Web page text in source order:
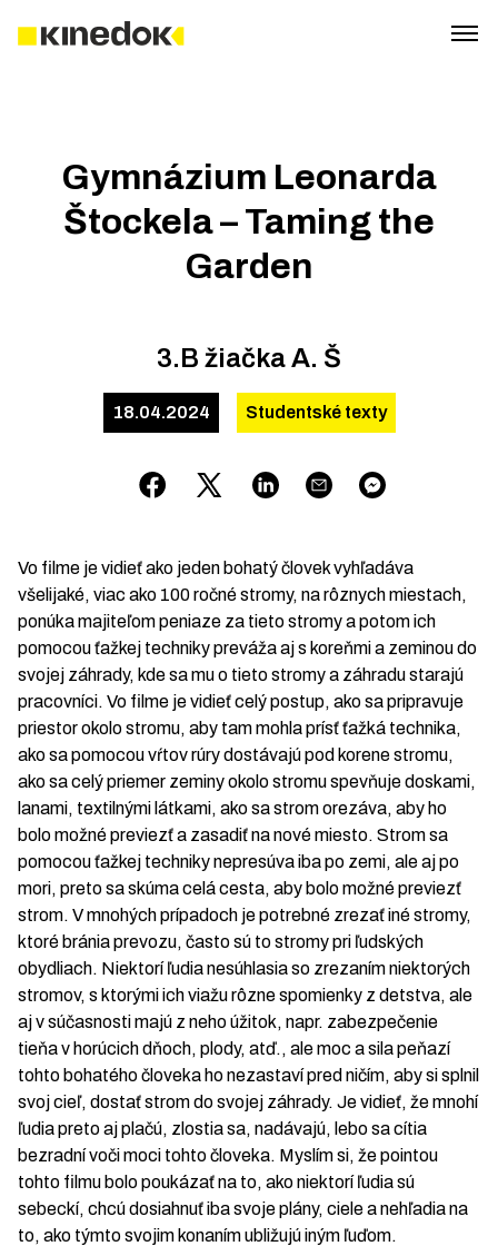
Gymnázium Leonarda
Štockela – Taming the
Garden
3.B žiačka A. Š
18.04.2024 Studentské texty
Vo filme je vidieť ako jeden bohatý človek vyhľadáva
všelijaké, viac ako 100 ročné stromy, na rôznych miestach,
ponúka majiteľom peniaze za tieto stromy a potom ich
pomocou ťažkej techniky preváža aj s koreňmi a zeminou do
svojej záhrady, kde sa mu o tieto stromy a záhradu starajú
pracovníci. Vo filme je vidieť celý postup, ako sa pripravuje
priestor okolo stromu, aby tam mohla prísť ťažká technika,
ako sa pomocou vŕtov rúry dostávajú pod korene stromu,
ako sa celý priemer zeminy okolo stromu spevňuje doskami,
lanami, textilnými látkami, ako sa strom orezáva, aby ho
bolo možné previezť a zasadiť na nové miesto. Strom sa
pomocou ťažkej techniky nepresúva iba po zemi, ale aj po
mori, preto sa skúma celá cesta, aby bolo možné previezť
strom. V mnohých prípadoch je potrebné zrezať iné stromy,
ktoré bránia prevozu, často sú to stromy pri ľudských
obydliach. Niektorí ľudia nesúhlasia so zrezaním niektorých
stromov, s ktorými ich viažu rôzne spomienky z detstva, ale
aj v súčasnosti majú z neho úžitok, napr. zabezpečenie
tieňa v horúcich dňoch, plody, atď., ale moc a sila peňazí
tohto bohatého človeka ho nezastaví pred ničím, aby si splnil
svoj cieľ, dostať strom do svojej záhrady. Je vidieť, že mnohí
ľudia preto aj plačú, zlostia sa, nadávajú, lebo sa cítia
bezradní voči moci tohto človeka. Myslím si, že pointou
tohto filmu bolo poukázať na to, ako niektorí ľudia sú
sebeckí, chcú dosiahnuť iba svoje plány, ciele a nehľadia na
to, ako týmto svojim konaním ubližujú iným ľuďom.